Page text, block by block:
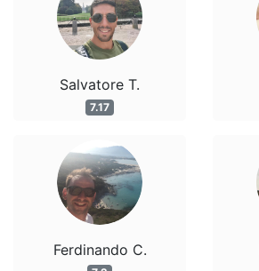
Salvatore T.
7.17
Ferdinando C.